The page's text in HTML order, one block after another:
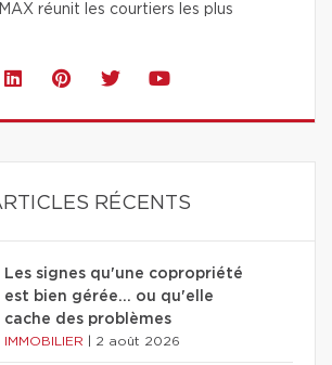
réunit les courtiers les plus
RÉCENTS
Les signes qu'une copropriété
est bien gérée… ou qu'elle
cache des problèmes
IMMOBILIER 2 août 2026